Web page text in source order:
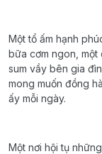
Một tổ ấm hạnh
bữa cơm ngon,
sum vầy bên gia
mong muốn đồng
ấy mỗi ngày.
Một nơi hội tụ